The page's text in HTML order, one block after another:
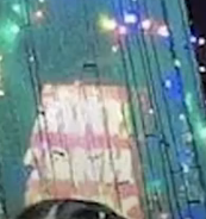
đăng ảnh
vợ tiểu thư
.SHOWBIZ 53 lượt